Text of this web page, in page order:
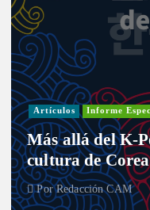
Artículos Informe
Más allá del K-
cultura de
PorRedacción CAM